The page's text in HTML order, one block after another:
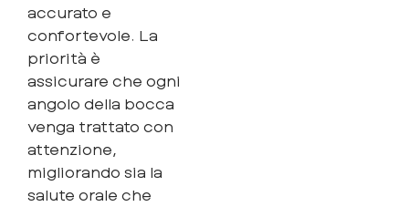
accurato e
confortevole. La
priorità è
assicurare che ogni
angolo della bocca
venga trattato con
attenzione,
migliorando sia la
salute orale che